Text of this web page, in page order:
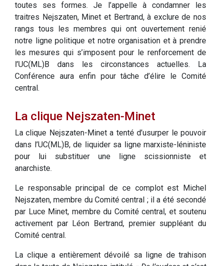
toutes ses formes. Je l’appelle à condamner les
traitres Nejszaten, Minet et Bertrand, à exclure de nos
rangs tous les membres qui ont ouvertement renié
notre ligne politique et notre organisation et à prendre
les mesures qui s’imposent pour le renforcement de
l’UC(ML)B dans les circonstances actuelles. La
Conférence aura enfin pour tâche d’élire le Comité
central.
La clique Nejszaten-Minet
La clique Nejszaten-Minet a tenté d’usurper le pouvoir
dans l’UC(ML)B, de liquider sa ligne marxiste-léniniste
pour lui substituer une ligne scissionniste et
anarchiste.
Le responsable principal de ce complot est Michel
Nejszaten, membre du Comité central ; il a été secondé
par Luce Minet, membre du Comité central, et soutenu
activement par Léon Bertrand, premier suppléant du
Comité central.
La clique a entièrement dévoilé sa ligne de trahison